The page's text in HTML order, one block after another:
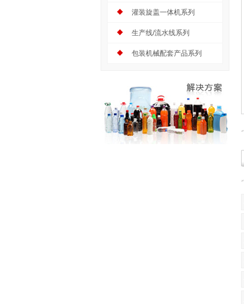
灌装旋盖一体机系列
生产线/流水线系列
包装机械配套产品系列